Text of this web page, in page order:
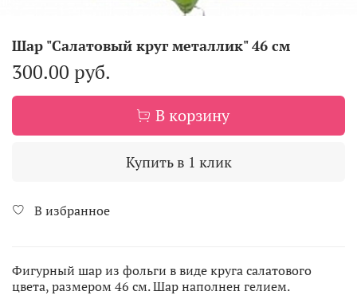
Шар "Салатовый круг металлик" 46 см
300.00 руб.
В корзину
Купить в 1 клик
В избранное
Фигурный шар из фольги в виде круга салатового
цвета, размером 46 см. Шар наполнен гелием.